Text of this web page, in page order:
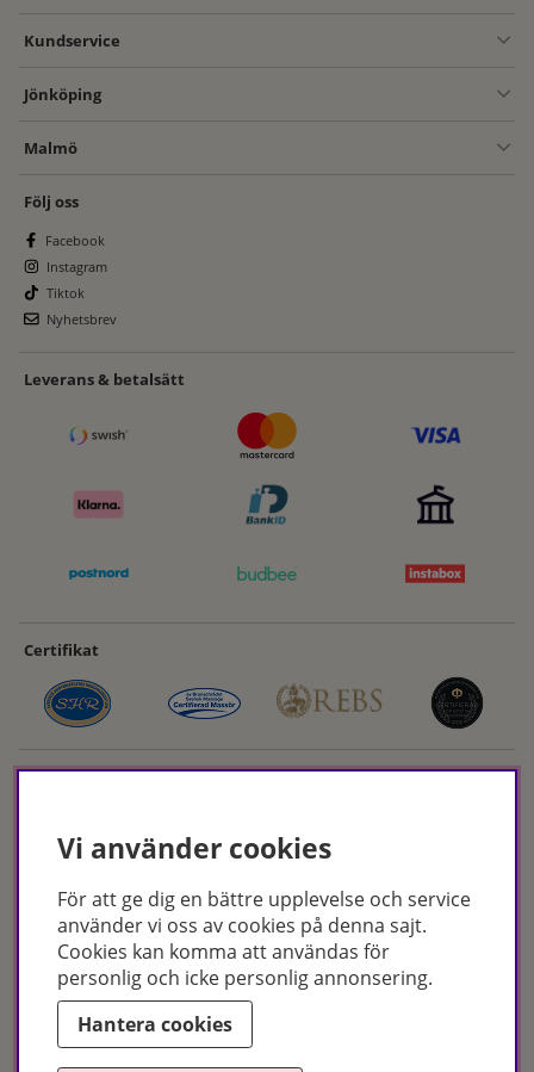
Kundservice
Jönköping
Malmö
Följ oss
Facebook
Instagram
Tiktok
Nyhetsbrev
Leverans & betalsätt
Certifikat
Hudoteket erbjuder ett noga utvalt sortiment inom hudvård, hårvård och
makeup – både online och i butik. Med över 50 års erfarenhet och
utbildade hudterapeuter hjälper vi dig att hitta rätt produkter och
behandlingar för just dina behov. Handla enkelt på hudoteket.se eller
besök oss i Jönköping och Malmö.
Copyright © Hudoteket 2025
Vi använder cookies
För att ge dig en bättre upplevelse och service
använder vi oss av cookies på denna sajt.
Cookies kan komma att användas för
personlig och icke personlig annonsering.
Hantera cookies